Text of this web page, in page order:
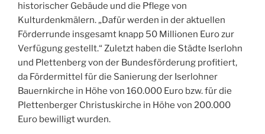
historischer Gebäude und die Pflege von
Kulturdenkmälern. „Dafür werden in der aktuellen
Förderrunde insgesamt knapp 50 Millionen Euro zur
Verfügung gestellt.“ Zuletzt haben die Städte Iserlohn
und Plettenberg von der Bundesförderung profitiert,
da Fördermittel für die Sanierung der Iserlohner
Bauernkirche in Höhe von 160.000 Euro bzw. für die
Plettenberger Christuskirche in Höhe von 200.000
Euro bewilligt wurden.